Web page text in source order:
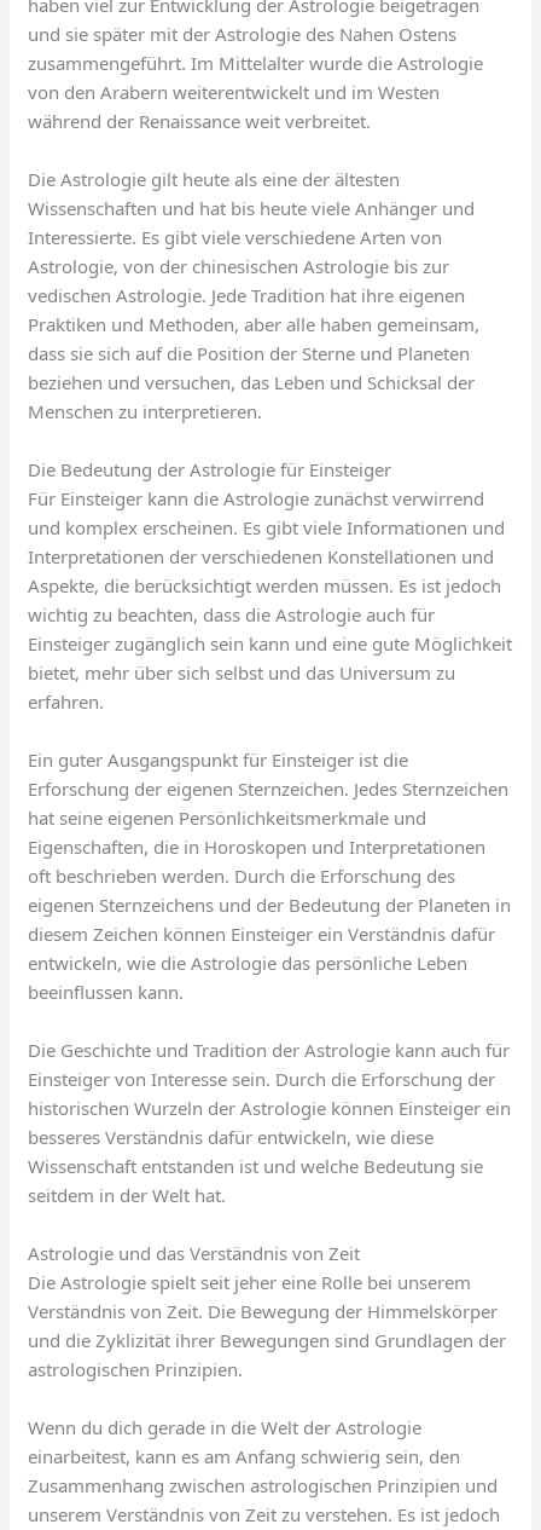
haben viel zur Entwicklung der Astrologie beigetragen
und sie später mit der Astrologie des Nahen Ostens
zusammengeführt. Im Mittelalter wurde die Astrologie
von den Arabern weiterentwickelt und im Westen
während der Renaissance weit verbreitet.
Die Astrologie gilt heute als eine der ältesten
Wissenschaften und hat bis heute viele Anhänger und
Interessierte. Es gibt viele verschiedene Arten von
Astrologie, von der chinesischen Astrologie bis zur
vedischen Astrologie. Jede Tradition hat ihre eigenen
Praktiken und Methoden, aber alle haben gemeinsam,
dass sie sich auf die Position der Sterne und Planeten
beziehen und versuchen, das Leben und Schicksal der
Menschen zu interpretieren.
Die Bedeutung der Astrologie für Einsteiger
Für Einsteiger kann die Astrologie zunächst verwirrend
und komplex erscheinen. Es gibt viele Informationen und
Interpretationen der verschiedenen Konstellationen und
Aspekte, die berücksichtigt werden müssen. Es ist jedoch
wichtig zu beachten, dass die Astrologie auch für
Einsteiger zugänglich sein kann und eine gute Möglichkeit
bietet, mehr über sich selbst und das Universum zu
erfahren.
Ein guter Ausgangspunkt für Einsteiger ist die
Erforschung der eigenen Sternzeichen. Jedes Sternzeichen
hat seine eigenen Persönlichkeitsmerkmale und
Eigenschaften, die in Horoskopen und Interpretationen
oft beschrieben werden. Durch die Erforschung des
eigenen Sternzeichens und der Bedeutung der Planeten in
diesem Zeichen können Einsteiger ein Verständnis dafür
entwickeln, wie die Astrologie das persönliche Leben
beeinflussen kann.
Die Geschichte und Tradition der Astrologie kann auch für
Einsteiger von Interesse sein. Durch die Erforschung der
historischen Wurzeln der Astrologie können Einsteiger ein
besseres Verständnis dafür entwickeln, wie diese
Wissenschaft entstanden ist und welche Bedeutung sie
seitdem in der Welt hat.
Astrologie und das Verständnis von Zeit
Die Astrologie spielt seit jeher eine Rolle bei unserem
Verständnis von Zeit. Die Bewegung der Himmelskörper
und die Zyklizität ihrer Bewegungen sind Grundlagen der
astrologischen Prinzipien.
Wenn du dich gerade in die Welt der Astrologie
einarbeitest, kann es am Anfang schwierig sein, den
Zusammenhang zwischen astrologischen Prinzipien und
unserem Verständnis von Zeit zu verstehen. Es ist jedoch